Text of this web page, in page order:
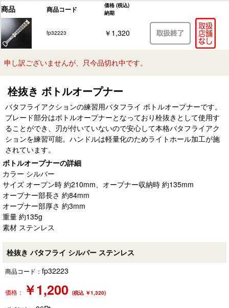
商品
商品コード 価格 (税込)
納期
fp32223 ￥1,320
申し訳ございませんが、只今品切れ中です。
栓抜き ボトルオープナー
バタフライアクションの練習用バタフライ ボトルオープナーです。
ブレード部分はボトルオープナーとなっており栓抜きとして使用す
ることができ、刃が付いていないので安心して本格バタフライアク
ションを練習可能。ハンドルは軽量化のためライトホール加工が施
されています。
ボトルオープナーの詳細
カラー シルバー
サイズ オープン時 約210mm、オープナー収納時 約135mm
オープナー部長さ 約84mm
オープナー部厚さ 約3mm
重量 約135g
素材 ステンレス
栓抜き バタフライ シルバー ステンレス
商品コード： fp32223
価格： ￥1,200 (税込 ￥1,320)